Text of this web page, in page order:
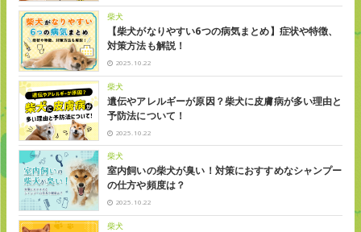
柴犬
【柴犬がなりやすい6つの病気まとめ】症状や特徴、
対策方法も解説！
2025.10.22
柴犬
遺伝やアレルギーが原因？柴犬に皮膚病が多い理由と
予防法について！
2025.10.22
柴犬
室内飼いの柴犬が臭い！対策におすすめなシャンプー
の仕方や頻度は？
2025.10.22
柴犬